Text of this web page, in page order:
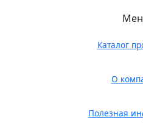
Каталог
О
Полезная